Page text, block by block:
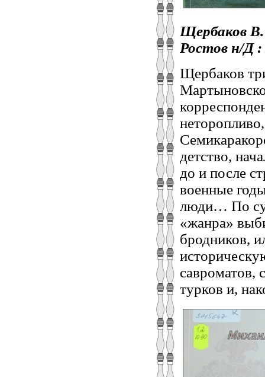
Щербаков В.
Ростов н/Д :
Щербаков
детство,
до и после
военные
люди… По
«жанра»
бродников,
савроматов,
турков и,